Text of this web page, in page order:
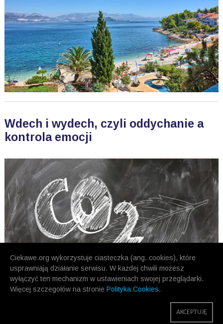
Ciekawe.org wykorzystuje ciasteczka (ang. cookies), które
usprawniają działanie serwisu. W każdej chwili możesz
wyłączyć ten mechanizm w ustawieniach swojej przeglądarki.
Więcej szczegołów na stronie Polityka Cookies.
AKCEPTUJĘ
Wdech i wydech, czyli oddychanie a
kontrola emocji
NASTĘPNE